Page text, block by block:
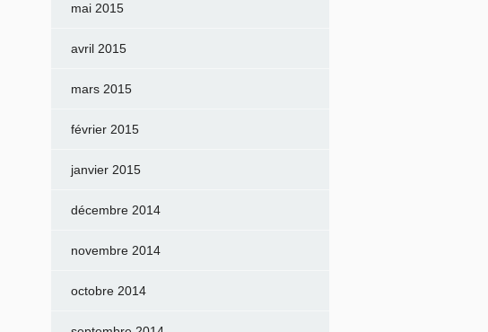
mai 2015
avril 2015
mars 2015
février 2015
janvier 2015
décembre 2014
novembre 2014
octobre 2014